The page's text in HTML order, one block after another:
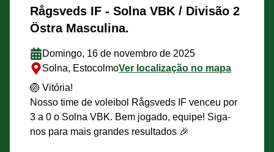
Rågsveds IF - Solna VBK / Divisão 2
Östra Masculina.
Domingo, 16 de novembro de 2025
Solna, EstocolmoVer localização no mapa
🏐 Vitória!
Nosso time de voleibol Rågsveds IF venceu por
3 a 0 o Solna VBK. Bem jogado, equipe! Siga-
nos para mais grandes resultados 🎉